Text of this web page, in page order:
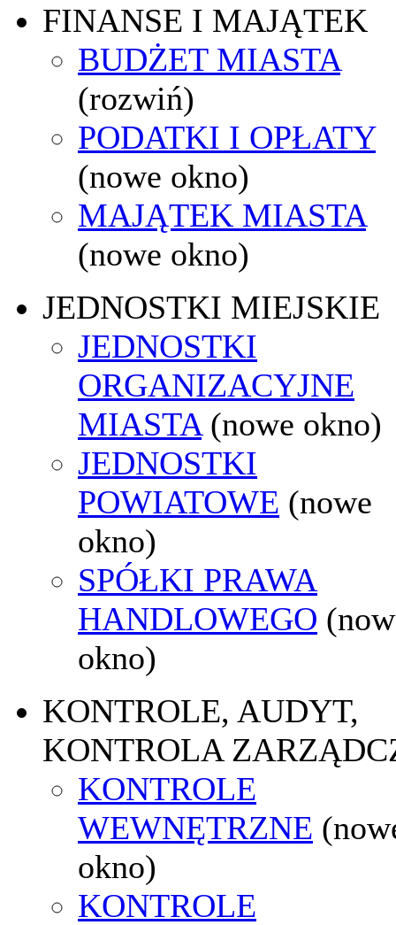
FINANSE I MAJĄTEK
BUDŻET MIASTA
(rozwiń)
PODATKI I OPŁATY
(nowe okno)
MAJĄTEK MIASTA
(nowe okno)
JEDNOSTKI MIEJSKIE
JEDNOSTKI
ORGANIZACYJNE
MIASTA (nowe okno)
JEDNOSTKI
POWIATOWE (nowe
okno)
SPÓŁKI PRAWA
HANDLOWEGO
okno)
KONTROLE, AUDYT,
KONTROLA
KONTROLE
WEWNĘTRZNE
okno)
KONTROLE